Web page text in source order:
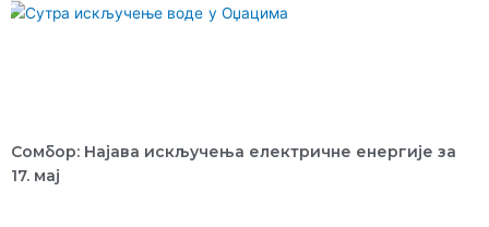
Сомбор: Најава искључења електричне енергије за
17. мај